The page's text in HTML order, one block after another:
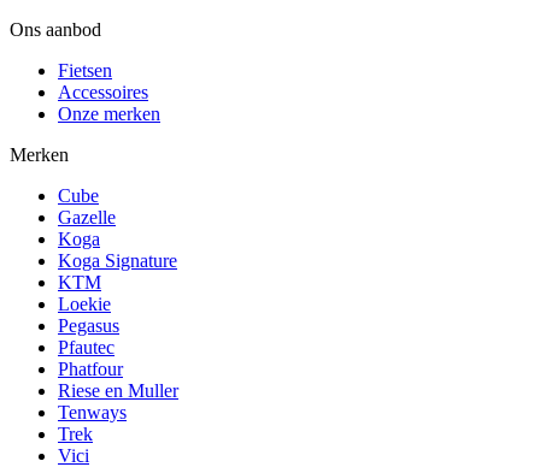
Ons aanbod
Fietsen
Accessoires
Onze merken
Merken
Cube
Gazelle
Koga
Koga Signature
KTM
Loekie
Pegasus
Pfautec
Phatfour
Riese en Muller
Tenways
Trek
Vici